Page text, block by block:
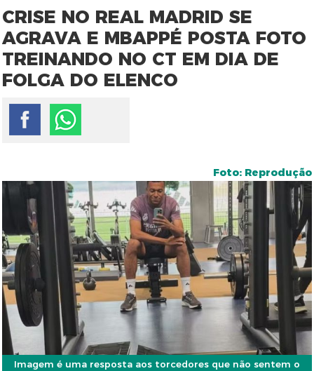
CRISE NO REAL MADRID SE
AGRAVA E MBAPPÉ POSTA FOTO
TREINANDO NO CT EM DIA DE
FOLGA DO ELENCO
Foto: Reprodução
Imagem é uma resposta aos torcedores que não sentem o